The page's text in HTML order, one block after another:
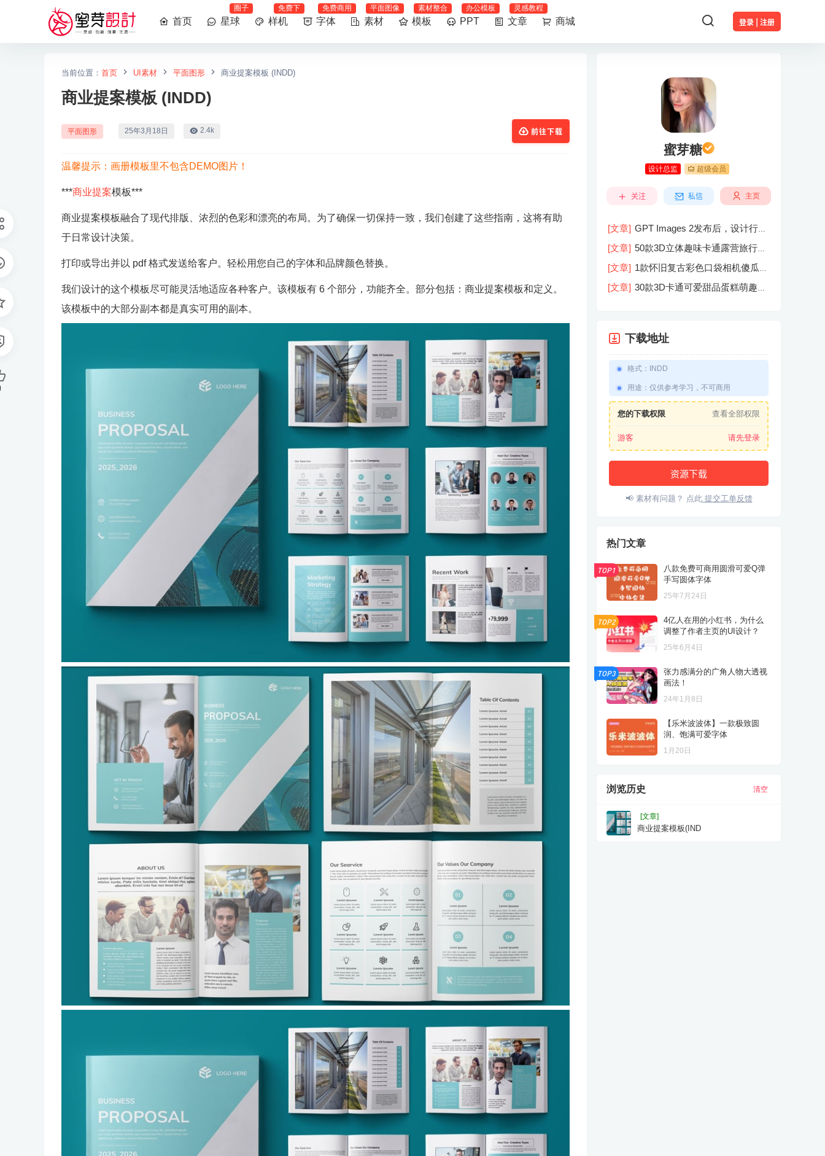
登录 | 注册
首页 星球
圈子
样机
免费下
字体
免费商用
素材
平面图像
模板
素材整合
PPT
办公模板
文章
灵感教程
商城
当前位置： 首页 UI素材 平面图形 商业提案模板 (INDD)
商业提案模板 (INDD)
平面图形 25年3月18日 2.4k 前往下载
温馨提示：画册模板里不包含DEMO图片！
***商业提案模板***
商业提案模板融合了现代排版、浓烈的色彩和漂亮的布局。为了确保一切保持一致，我们创建了这些指南，这将有助
于日常设计决策。
打印或导出并以 pdf 格式发送给客户。轻松用您自己的字体和品牌颜色替换。
我们设计的这个模板尽可能灵活地适应各种客户。该模板有 6 个部分，功能齐全。部分包括：商业提案模板和定义。
该模板中的大部分副本都是真实可用的副本。
蜜芽糖
设计总监 超级会员
关注 私信 主页
[文章] GPT Images 2发布后，设计行业
的天真的塌了？
[文章] 50款3D立体趣味卡通露营旅行度
假旅游装备插图插画PNG免抠图片素材
图
[文章] 1款怀旧复古彩色口袋相机傻瓜相
机屏幕模型PSD模板样机效果图素材
[文章] 30款3D卡通可爱甜品蛋糕萌趣糕
下载地址
格式 ： INDD
用途 ： 仅供参考学习，不可商用
您的下载权限 查看全部权限
游客 请先登录
资源下载
📢 素材有问题？ 点此提交工单反馈
热门文章
TOP1
八款免费可商用圆滑可爱Q弹
手写圆体字体
25年7月24日
TOP2
4亿人在用的小红书，为什么
调整了作者主页的UI设计？
25年6月4日
TOP3
张力感满分的广角人物大透视
画法！
24年1月8日
【乐米波波体】一款极致圆
润、饱满可爱字体
1月20日
浏览历史 清空
[文章]
商业提案模板(IND